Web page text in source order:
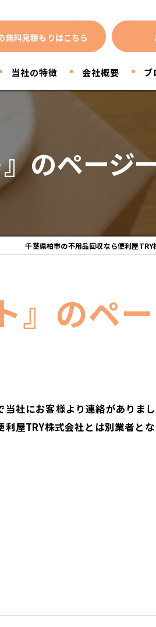
無料見積もりはこちら
当社の特徴
家具
引っ越し
会社概要 ブ
のページ
千葉県柏市の不用品回収なら便利屋TRY
』のペ
社にお客様より連絡がありま
屋TRY株式会社とは別業者と